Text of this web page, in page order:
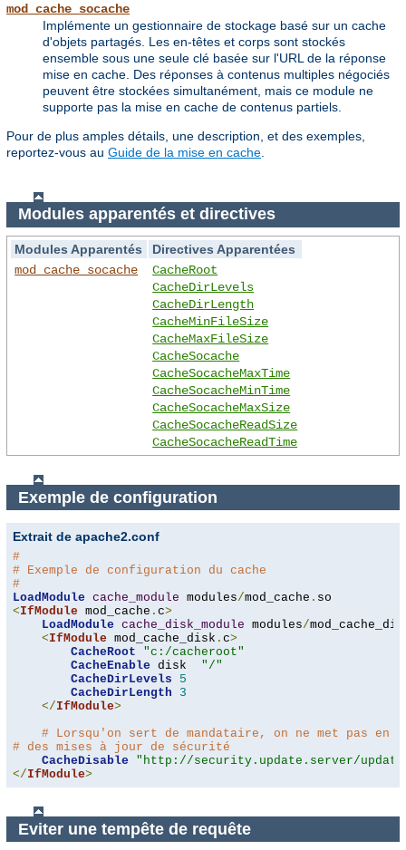
mod_cache_socache
Implémente un gestionnaire de stockage basé sur un cache
d'objets partagés. Les en-têtes et corps sont stockés
ensemble sous une seule clé basée sur l'URL de la réponse
mise en cache. Des réponses à contenus multiples négociés
peuvent être stockées simultanément, mais ce module ne
supporte pas la mise en cache de contenus partiels.
Pour de plus amples détails, une description, et des exemples,
reportez-vous au Guide de la mise en cache
Modules apparentés et directives
Modules Apparentés
Directives Apparentées
mod_cache_socache
CacheRoot
CacheDirLevels
CacheDirLength
CacheMinFileSize
CacheMaxFileSize
CacheSocache
CacheSocacheMaxTime
CacheSocacheMinTime
CacheSocacheMaxSize
CacheSocacheReadSize
CacheSocacheReadTime
Exemple de configuration
Extrait de apache2.conf
#
# Exemple de configuration du cache
#
LoadModule cache_module modules/mod_cache .
<IfModule mod_cache . c>
LoadModule cache_disk_module modules/
<IfModule mod_cache_disk . c>
CacheRoot
"c:/cacheroot"
CacheEnable disk "/"
CacheDirLevels
5
CacheDirLength
3
</IfModule>
# Lorsqu'on sert de mandataire, on ne met pas en
# des mises à jour de sécurité
CacheDisable
"http://security.update.server/
</IfModule>
Eviter une tempête de requête